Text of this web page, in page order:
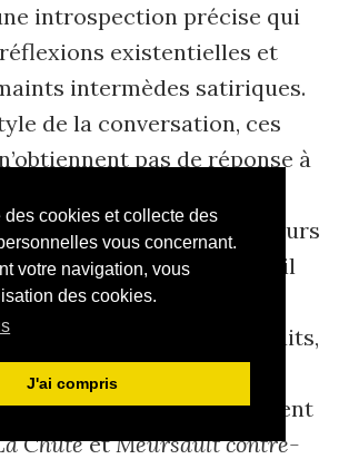
cookies et collecte des
vous concernant.
votre navigation, vous
des cookies.
J'ai compris
introspection précise qui
existentielles et
intermèdes satiriques.
de la conversation, ces
pas de réponse à
prétentieux »
davantage la réaction de leurs
les sujets généraux qu’il
par exemple leur
, ou leurs portraits,
tantôt critiques, mais
des villes41où ils auraient
ChuteetMeursault contre-